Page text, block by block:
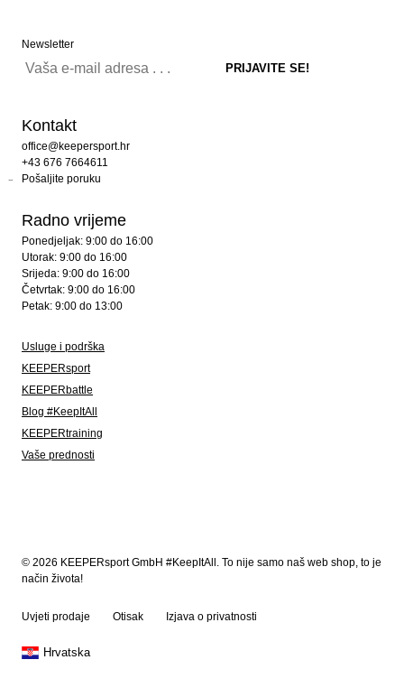
Newsletter
Kontakt
office@keepersport.hr
+43 676 7664611
Pošaljite poruku
Radno vrijeme
Ponedjeljak: 9:00 do 16:00
Utorak: 9:00 do 16:00
Srijeda: 9:00 do 16:00
Četvrtak: 9:00 do 16:00
Petak: 9:00 do 13:00
Usluge i podrška
KEEPERsport
KEEPERbattle
Blog #KeepItAll
KEEPERtraining
Vaše prednosti
© 2026 KEEPERsport GmbH #KeepItAll. To nije samo naš web shop, to je
način života!
Uvjeti prodaje Otisak Izjava o privatnosti
Hrvatska